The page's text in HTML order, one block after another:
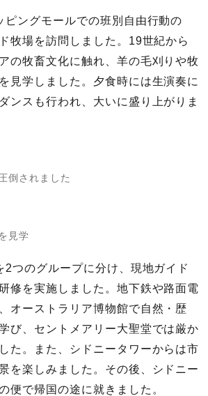
ピングモールでの班別自由行動の
牧場を訪問しました。19世紀から
の牧畜文化に触れ、羊の毛刈りや牧
見学しました。夕食時には生演奏に
ンスも行われ、大いに盛り上がりま
倒されました
見学
2つのグループに分け、現地ガイド
修を実施しました。地下鉄や路面電
オーストラリア博物館で自然・歴
び、セントメアリー大聖堂では厳か
た。また、シドニータワーからは市
を楽しみました。その後、シドニー
便で帰国の途に就きました。